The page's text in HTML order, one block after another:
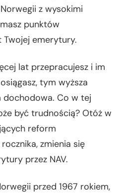
z wysokimi
punktów
emerytury.
lat przepracujesz i im
tym wyższa
dochodowa. Co w tej
być trudnością? Otóż w
reform
zmienia się
przez NAV.
przed 1967 rokiem,